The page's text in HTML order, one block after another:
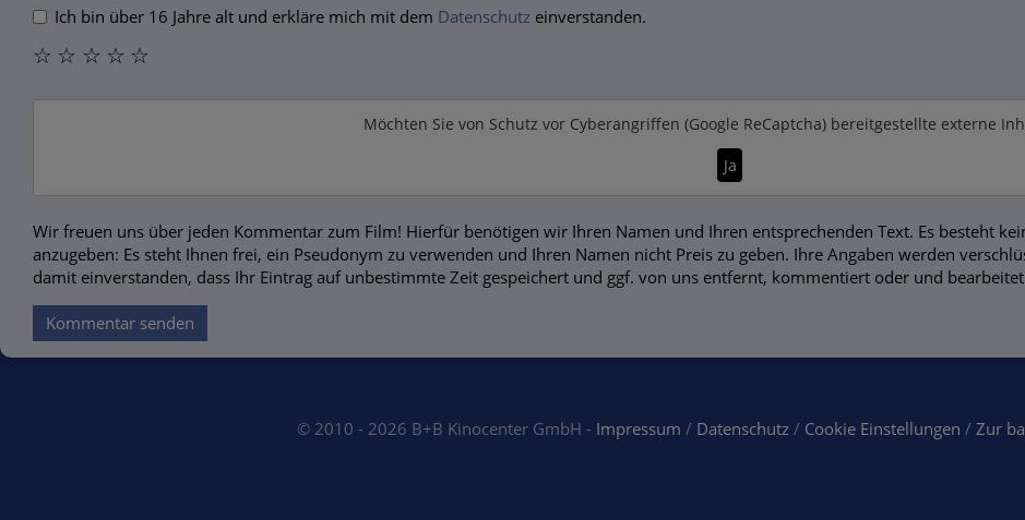
Ich bin über 16 Jahre alt und erkläre mich mit dem Datenschutz einverstanden.
☆
☆
☆
☆
☆
Möchten Sie von Schutz vor Cyberangriffen (Google ReCaptcha)bereitgestellte externe
Ja
Wir freuen uns über jeden Kommentar zum Film! Hierfür benötigen wir Ihren Namen und Ihren entsprechenden Text. Es besteht
anzugeben: Es steht Ihnen frei, ein Pseudonym zu verwenden und Ihren Namen nicht Preis zu geben. Ihre Angaben werden
damit einverstanden, dass Ihr Eintrag auf unbestimmte Zeit gespeichert und ggf. von uns entfernt, kommentiert oder und
Kommentar senden
© 2010 - 2026 B+B Kinocenter GmbH - Impressum / Datenschutz/ Cookie Einstellungen / Zur